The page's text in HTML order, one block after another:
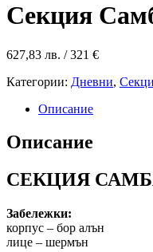
Секция
627,83 лв. / 321 €
Категории: Дневни,
Описание
Описание
СЕКЦИЯ
Забележки:
корпус – бор алън
лице – шермън